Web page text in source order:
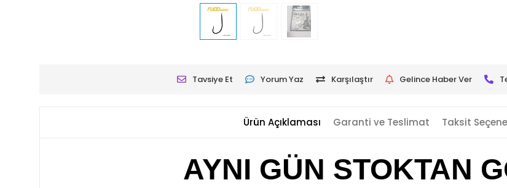
Tavsiye Et Yorum Yaz Karşılaştır Gelince Haber Ver
Ürün Açıklaması Garanti ve Teslimat Taksit
AYNI GÜN STOKTAN